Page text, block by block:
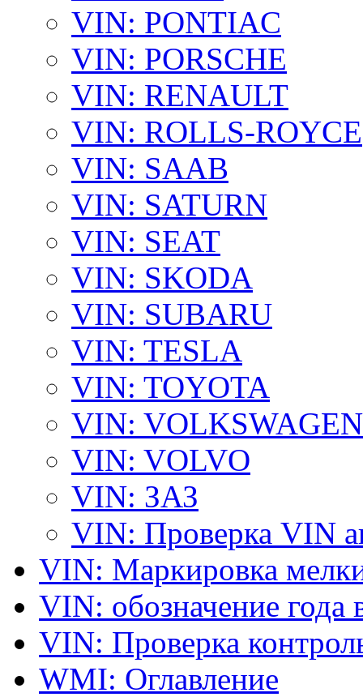
VIN: PONTIAC
VIN: PORSCHE
VIN: RENAULT
VIN: ROLLS-ROYCE
VIN: SAAB
VIN: SATURN
VIN: SEAT
VIN: SKODA
VIN: SUBARU
VIN: TESLA
VIN: TOYOTA
VIN: VOLKSWAGEN
VIN: VOLVO
VIN: ЗАЗ
VIN: Проверка VIN
VIN: Маркировка
VIN: обозначение года
VIN: Проверка
WMI: Оглавление